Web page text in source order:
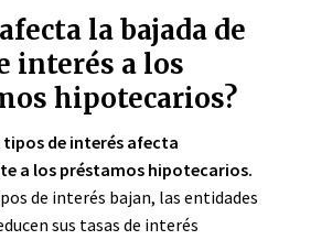
la bajada de
interés a los
hipotecarios?
tipos de interés afecta
a los préstamos hipotecarios.
de interés bajan, las entidades
sus tasas de interés